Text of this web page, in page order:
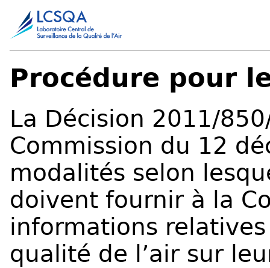
Procédure pour
La Décision 2011/
Commission du 12
modalités selon
doivent fournir à la
informations
qualité de l’air sur